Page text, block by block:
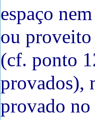
espaço
ou proveito
(cf. ponto
provados),
provado